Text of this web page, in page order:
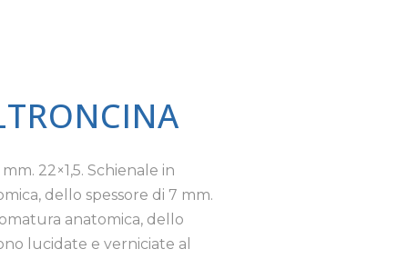
22×1,5. Schienale in
dello spessore di 7 mm.
anatomica, dello
lucidate e verniciate al